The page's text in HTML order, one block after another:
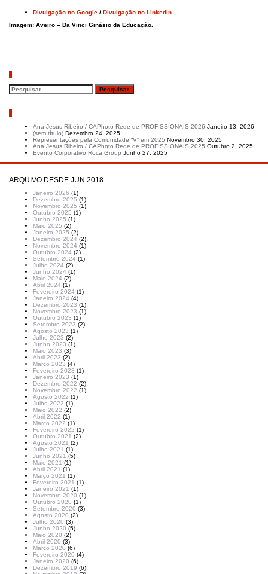
Divulgação no Google / Divulgação no LinkedIn
Imagem: Aveiro – Da Vinci Ginásio da Educação.
Ana Jesus Ribeiro / CAPhoto Rede de PROFISSIONAIS 2026 Janeiro 13, 2026
(sem título) Dezembro 24, 2025
Representações pela Comunidade “V” em 2025 Novembro 30, 2025
Ana Jesus Ribeiro / CAPhoto Rede de PROFISSIONAIS 2025 Outubro 2, 2025
Evento Corporativo Roca Group Junho 27, 2025
ARQUIVO DESDE JUN.2018
Janeiro 2026 (1)
Dezembro 2025 (1)
Novembro 2025 (1)
Outubro 2025 (1)
Junho 2025 (1)
Maio 2025 (2)
Janeiro 2025 (2)
Dezembro 2024 (2)
Novembro 2024 (1)
Outubro 2024 (2)
Setembro 2024 (1)
Julho 2024 (2)
Junho 2024 (1)
Maio 2024 (2)
Abril 2024 (1)
Fevereiro 2024 (1)
Janeiro 2024 (4)
Dezembro 2023 (1)
Novembro 2023 (1)
Outubro 2023 (1)
Setembro 2023 (2)
Agosto 2023 (1)
Julho 2023 (2)
Junho 2023 (1)
Maio 2023 (3)
Abril 2023 (2)
Março 2023 (4)
Fevereiro 2023 (1)
Janeiro 2023 (1)
Dezembro 2022 (2)
Novembro 2022 (1)
Agosto 2022 (1)
Julho 2022 (1)
Maio 2022 (2)
Abril 2022 (1)
Março 2022 (1)
Fevereiro 2022 (1)
Outubro 2021 (2)
Agosto 2021 (2)
Julho 2021 (1)
Junho 2021 (5)
Maio 2021 (1)
Abril 2021 (1)
Março 2021 (1)
Fevereiro 2021 (1)
Janeiro 2021 (1)
Novembro 2020 (1)
Outubro 2020 (1)
Setembro 2020 (3)
Agosto 2020 (2)
Julho 2020 (3)
Junho 2020 (5)
Maio 2020 (2)
Abril 2020 (3)
Março 2020 (6)
Fevereiro 2020 (4)
Janeiro 2020 (6)
Dezembro 2019 (6)